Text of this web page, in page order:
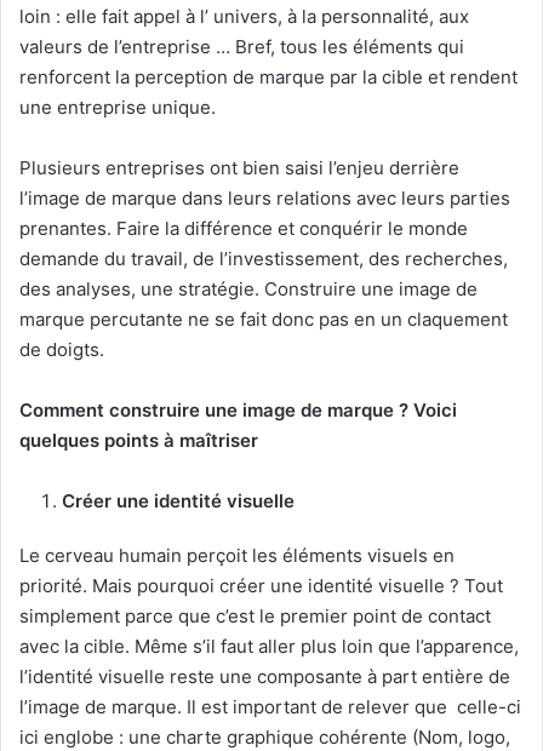
loin : elle fait appel à l’ univers, à la personnalité, aux
valeurs de l’entreprise … Bref, tous les éléments qui
renforcent la perception de marque par la cible et rendent
une entreprise unique.
Plusieurs entreprises ont bien saisi l’enjeu derrière
l’image de marque dans leurs relations avec leurs parties
prenantes. Faire la différence et conquérir le monde
demande du travail, de l’investissement, des recherches,
des analyses, une stratégie. Construire une image de
marque percutante ne se fait donc pas en un claquement
de doigts.
Comment construire une image de marque ? Voici
quelques points à maîtriser
Créer une identité visuelle
Le cerveau humain perçoit les éléments visuels en
priorité. Mais pourquoi créer une identité visuelle ? Tout
simplement parce que c’est le premier point de contact
avec la cible. Même s’il faut aller plus loin que l’apparence,
l’identité visuelle reste une composante à part entière de
l’image de marque. Il est important de relever que celle-ci
ici englobe : une charte graphique cohérente (Nom, logo,